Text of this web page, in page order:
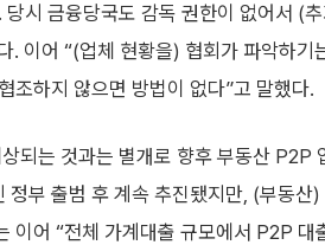
시 금융당국도 감독 권한이 없어서 (
. 이어 “(업체 현황을) 협회가 파악하기
조하지 않으면 방법이 없다”고 말했다.
되는 것과는 별개로 향후 부동산 P2P
정부 출범 후 계속 추진됐지만, (부동
이어 “전체 가계대출 규모에서 P2P